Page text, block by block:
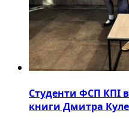
Студенти ФСП КПІ
книги Дмитра